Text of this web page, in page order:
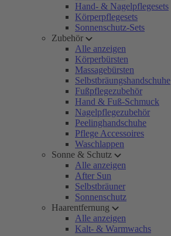
Hand- & Nagelpflegesets
Körperpflegesets
Sonnenschutz-Sets
Zubehör
Alle anzeigen
Körperbürsten
Massagebürsten
Selbstbräungshandschuhe
Fußpflegezubehör
Hand & Fuß-Schmuck
Nagelpflegezubehör
Peelinghandschuhe
Pflege Accessoires
Waschlappen
Sonne & Schutz
Alle anzeigen
After Sun
Selbstbräuner
Sonnenschutz
Haarentfernung
Alle anzeigen
Kalt- & Warmwachs